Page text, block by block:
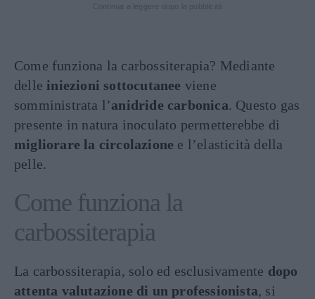
Come funziona la carbossiterapia? Mediante
delle iniezioni sottocutanee viene
somministrata l’anidride carbonica. Questo gas
presente in natura inoculato permetterebbe di
migliorare la circolazione e l’elasticità della
pelle.
Come funziona la
carbossiterapia
La carbossiterapia, solo ed esclusivamente dopo
attenta valutazione di un professionista, si